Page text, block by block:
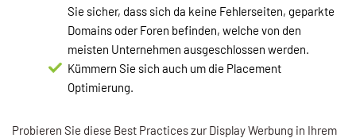
Sie sicher, dass sich da keine Fehlerseiten, geparkte
Domains oder Foren befinden, welche von den
meisten Unternehmen ausgeschlossen werden.
Kümmern Sie sich auch um die Placement
Optimierung.
Probieren Sie diese Best Practices zur Display Werbung in Ihrem